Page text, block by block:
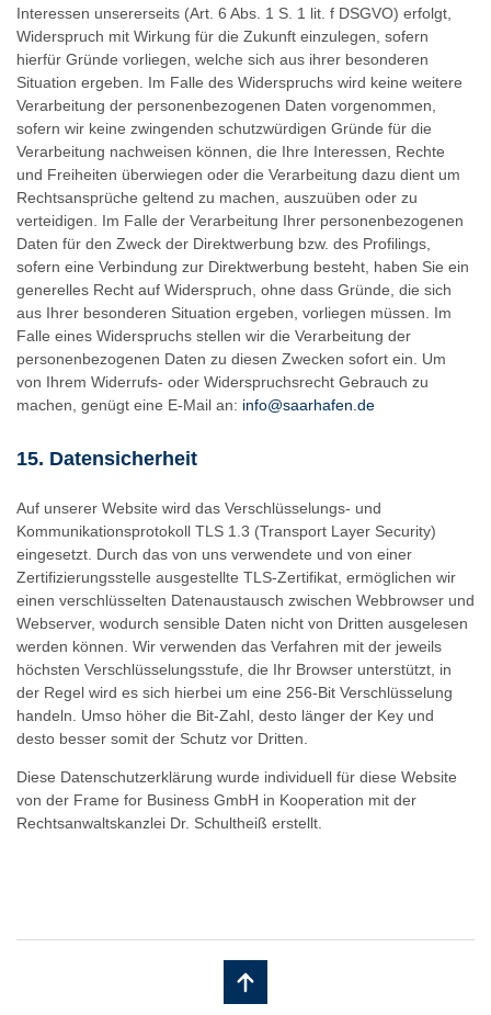
Interessen unsererseits (Art. 6 Abs. 1 S. 1 lit. f DSGVO) erfolgt,
Widerspruch mit Wirkung für die Zukunft einzulegen, sofern
hierfür Gründe vorliegen, welche sich aus ihrer besonderen
Situation ergeben. Im Falle des Widerspruchs wird keine weitere
Verarbeitung der personenbezogenen Daten vorgenommen,
sofern wir keine zwingenden schutzwürdigen Gründe für die
Verarbeitung nachweisen können, die Ihre Interessen, Rechte
und Freiheiten überwiegen oder die Verarbeitung dazu dient um
Rechtsansprüche geltend zu machen, auszuüben oder zu
verteidigen. Im Falle der Verarbeitung Ihrer personenbezogenen
Daten für den Zweck der Direktwerbung bzw. des Profilings,
sofern eine Verbindung zur Direktwerbung besteht, haben Sie ein
generelles Recht auf Widerspruch, ohne dass Gründe, die sich
aus Ihrer besonderen Situation ergeben, vorliegen müssen. Im
Falle eines Widerspruchs stellen wir die Verarbeitung der
personenbezogenen Daten zu diesen Zwecken sofort ein. Um
von Ihrem Widerrufs- oder Widerspruchsrecht Gebrauch zu
machen, genügt eine E-Mail an: info@saarhafen.de
15. Datensicherheit
Auf unserer Website wird das Verschlüsselungs- und
Kommunikationsprotokoll TLS 1.3 (Transport Layer Security)
eingesetzt. Durch das von uns verwendete und von einer
Zertifizierungsstelle ausgestellte TLS-Zertifikat, ermöglichen wir
einen verschlüsselten Datenaustausch zwischen Webbrowser und
Webserver, wodurch sensible Daten nicht von Dritten ausgelesen
werden können. Wir verwenden das Verfahren mit der jeweils
höchsten Verschlüsselungsstufe, die Ihr Browser unterstützt, in
der Regel wird es sich hierbei um eine 256-Bit Verschlüsselung
handeln. Umso höher die Bit-Zahl, desto länger der Key und
desto besser somit der Schutz vor Dritten.
Diese Datenschutzerklärung wurde individuell für diese Website
von der Frame for Business GmbH in Kooperation mit der
Rechtsanwaltskanzlei Dr. Schultheiß erstellt.